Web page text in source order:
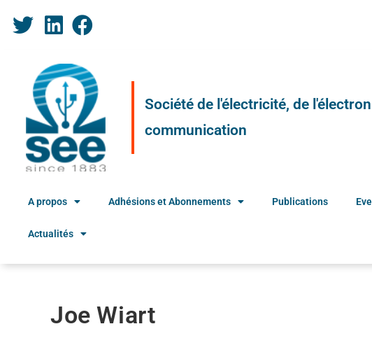
Société de l'électricité, de
communication
A propos Adhésions et Abonnements Publications
Actualités
Joe Wiart